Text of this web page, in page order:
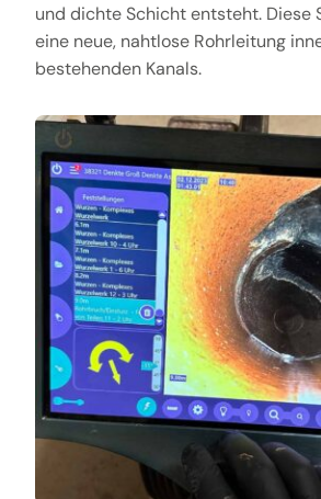
und dichte Schicht entsteht. Diese
eine neue, nahtlose Rohrleitung
bestehenden Kanals.